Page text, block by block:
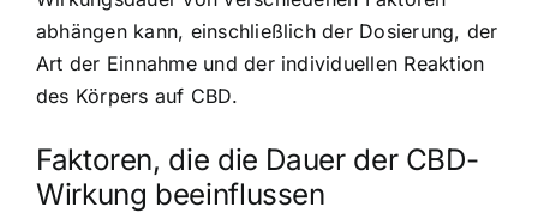
abhängen kann, einschließlich der Dosierung, der
Art der Einnahme und der individuellen Reaktion
des Körpers auf CBD.
Faktoren, die die Dauer der CBD-
Wirkung beeinflussen